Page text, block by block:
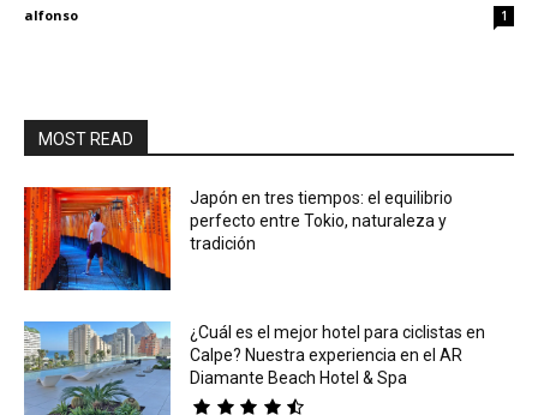
alfonso 1
MOST READ
Japón en tres tiempos: el equilibrio
perfecto entre Tokio, naturaleza y
tradición
¿Cuál es el mejor hotel para ciclistas en
Calpe? Nuestra experiencia en el AR
Diamante Beach Hotel & Spa